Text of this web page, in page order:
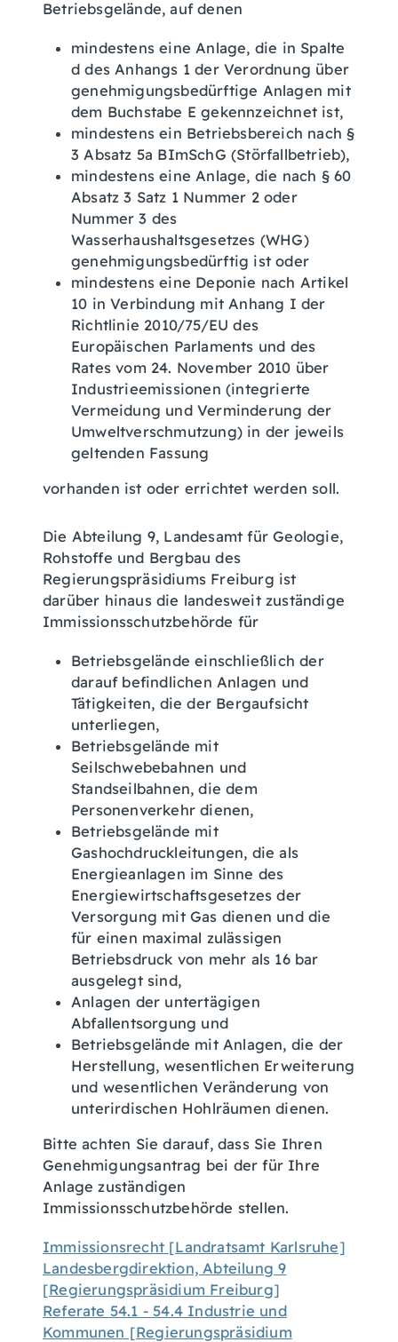
Betriebsgelände, auf denen
mindestens eine Anlage, die in Spalte
d des Anhangs 1 der Verordnung über
genehmigungsbedürftige Anlagen mit
dem Buchstabe E gekennzeichnet ist,
mindestens ein Betriebsbereich nach §
3 Absatz 5a BImSchG (Störfallbetrieb),
mindestens eine Anlage, die nach § 60
Absatz 3 Satz 1 Nummer 2 oder
Nummer 3 des
Wasserhaushaltsgesetzes (WHG)
genehmigungsbedürftig ist oder
mindestens eine Deponie nach Artikel
10 in Verbindung mit Anhang I der
Richtlinie 2010/75/EU des
Europäischen Parlaments und des
Rates vom 24. November 2010 über
Industrieemissionen (integrierte
Vermeidung und Verminderung der
Umweltverschmutzung) in der jeweils
geltenden Fassung
vorhanden ist oder errichtet werden soll.
Die Abteilung 9, Landesamt für Geologie,
Rohstoffe und Bergbau des
Regierungspräsidiums Freiburg ist
darüber hinaus die landesweit zuständige
Immissionsschutzbehörde für
Betriebsgelände einschließlich der
darauf befindlichen Anlagen und
Tätigkeiten, die der Bergaufsicht
unterliegen,
Betriebsgelände mit
Seilschwebebahnen und
Standseilbahnen, die dem
Personenverkehr dienen,
Betriebsgelände mit
Gashochdruckleitungen, die als
Energieanlagen im Sinne des
Energiewirtschaftsgesetzes der
Versorgung mit Gas dienen und die
für einen maximal zulässigen
Betriebsdruck von mehr als 16 bar
ausgelegt sind,
Anlagen der untertägigen
Abfallentsorgung und
Betriebsgelände mit Anlagen, die der
Herstellung, wesentlichen Erweiterung
und wesentlichen Veränderung von
unterirdischen Hohlräumen dienen.
Bitte achten Sie darauf, dass Sie Ihren
Genehmigungsantrag bei der für Ihre
Anlage zuständigen
Immissionsschutzbehörde stellen.
Immissionsrecht [Landratsamt Karlsruhe]
Landesbergdirektion, Abteilung 9
[Regierungspräsidium Freiburg]
Referate 54.1 - 54.4 Industrie und
Kommunen [Regierungspräsidium